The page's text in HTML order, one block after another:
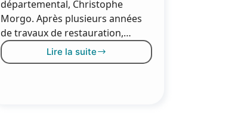
départemental, Christophe
Morgo. Après plusieurs années
de travaux de restauration,…
Lire la suite
Les